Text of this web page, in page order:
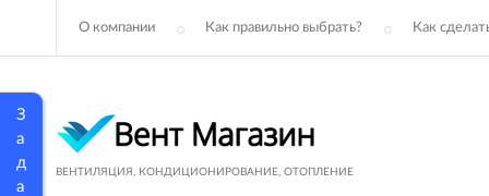
З
а
д
а
О компании Как правильно выбрать? Как
ВЕНТИЛЯЦИЯ, КОНДИЦИОНИРОВАНИЕ, ОТОПЛЕНИЕ